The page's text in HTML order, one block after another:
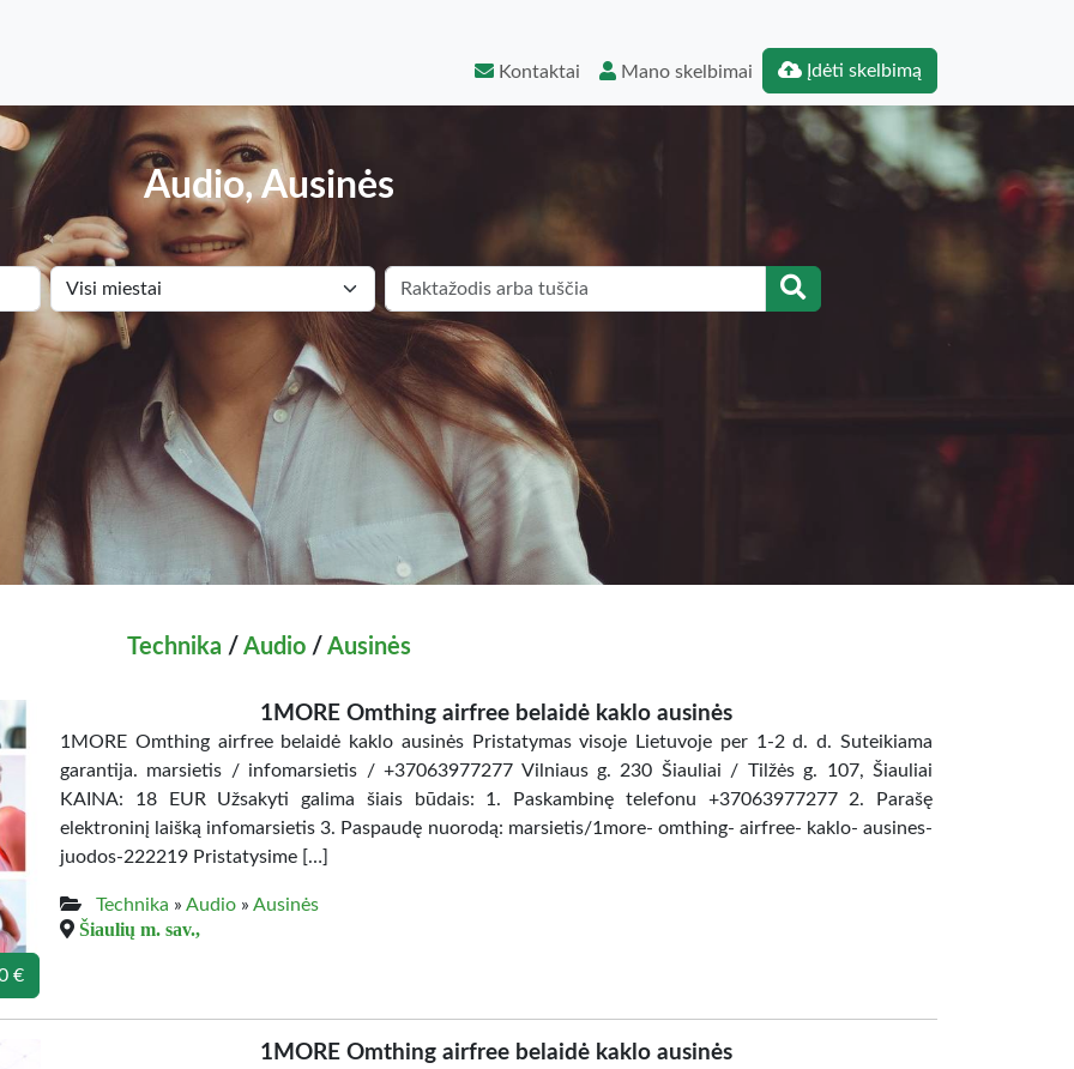
Kontaktai Mano skelbimai Įdėti skelbimą
Audio, Ausinės
Technika / Audio/ Ausinės
€
1MORE Omthing airfree belaidė kaklo ausinės
1MORE Omthing airfree belaidė kaklo ausinės Pristatymas visoje Lietuvoje per 1-2 d. d. Suteikiama
garantija. marsietis / infomarsietis / +37063977277 Vilniaus g. 230 Šiauliai / Tilžės g. 107, Šiauliai
KAINA: 18 EUR Užsakyti galima šiais būdais: 1. Paskambinę telefonu +37063977277 2. Parašę
elektroninį laišką infomarsietis 3. Paspaudę nuorodą: marsietis/1more- omthing- airfree- kaklo- ausines-
juodos-222219 Pristatysime […]
Technika » Audio » Ausinės
Šiaulių m. sav.,
1MORE Omthing airfree belaidė kaklo ausinės